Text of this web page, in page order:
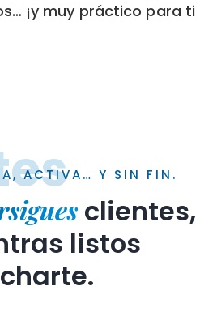
¡y muy práctico para ti
ACTIVA… Y SIN FIN.
clientes,
listos